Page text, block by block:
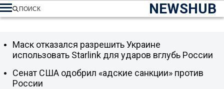
NEWSHUB
ПОИСК
Маск отказался разрешить Украине
использовать Starlink для ударов вглубь России
Сенат США одобрил «адские санкции» против
России